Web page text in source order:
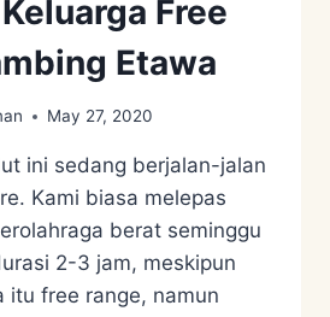
Free
Etawa
May 27, 2020
ini sedang berjalan-jalan
Kami biasa melepas
berat seminggu
2-3 jam, meskipun
itu free range, namun